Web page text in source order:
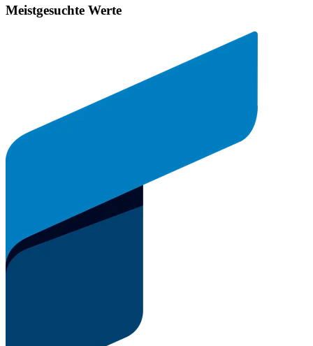
Meistgesuchte Werte